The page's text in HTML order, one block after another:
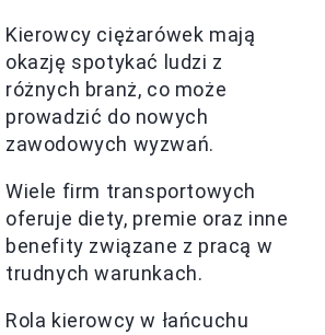
Kierowcy ciężarówek mają
okazję spotykać ludzi z
różnych branż, co może
prowadzić do nowych
zawodowych wyzwań.
Wiele firm transportowych
oferuje diety, premie oraz inne
benefity związane z pracą w
trudnych warunkach.
Rola kierowcy w łańcuchu